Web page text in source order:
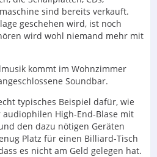
sind bereits verkauft.
geschehen wird, ist noch
wird wohl niemand mehr mit
kommt im Wohnzimmer
Soundbar.
typisches Beispiel dafür, wie
High-End-Blase mit
den dazu nötigen Geräten
Platz für einen Billiard-Tisch
es nicht am Geld gelegen hat.